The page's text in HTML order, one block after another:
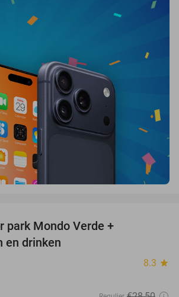
park Mondo Verde +
en drinken
8.3 star